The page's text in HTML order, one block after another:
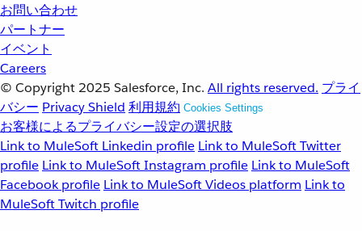
お問い合わせ
パートナー
イベント
Careers
© Copyright 2025 Salesforce, Inc. All rights reserved. プライ
バシー Privacy Shield 利用規約 Cookies Settings
お客様によるプライバシー設定の選択肢
Link to MuleSoft Linkedin profile Link to MuleSoft Twitter
profile Link to MuleSoft Instagram profile Link to MuleSoft
Facebook profile Link to MuleSoft Videos platform Link to
MuleSoft Twitch profile